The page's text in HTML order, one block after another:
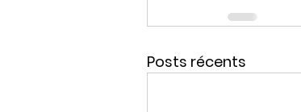
Posts récents